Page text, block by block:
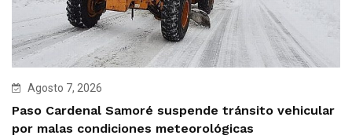
Agosto 7, 2026
Paso Cardenal Samoré suspende tránsito vehicular
por malas condiciones meteorológicas